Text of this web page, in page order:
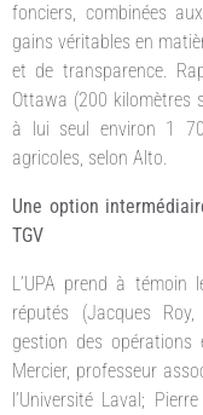
fonciers, combinées
gains véritables en
et de transparence.
Ottawa (200 kilomètres
à lui seul environ 1
agricoles, selon Alto.
Une option
TGV
L’UPA prend à témoin
réputés (Jacques
gestion des
Mercier, professeur
l’Université Laval;